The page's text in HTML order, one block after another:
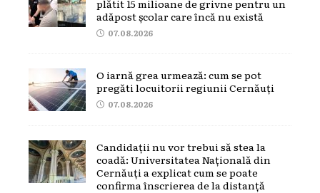
plătit 15 milioane de grivne pentru un
adăpost școlar care încă nu există
07.08.2026
O iarnă grea urmează: cum se pot
pregăti locuitorii regiunii Cernăuți
07.08.2026
Candidații nu vor trebui să stea la
coadă: Universitatea Națională din
Cernăuți a explicat cum se poate
confirma înscrierea de la distanță